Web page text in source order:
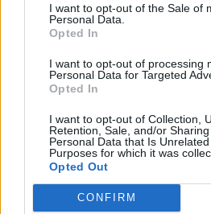
I want to opt-out of the Sale of
Personal Data.
Opted In
I want to opt-out of processing
Personal Data for Targeted
Opted In
I want to opt-out of Collection,
Retention, Sale, and/or
Personal Data that Is
Purposes for which it was
Opted Out
CONFIRM
Suomalaisfirma WellO2 jysäytti
kovan ilmoituksen – teki
LIITTYVÄT ARTIKKELIT LISÄÄ
Suomen MM-
todellinen
analyysi